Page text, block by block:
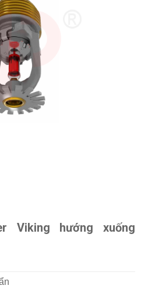
Viking hướng xuống